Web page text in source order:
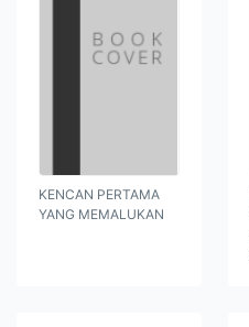
KENCAN PERTAMA
YANG MEMALUKAN